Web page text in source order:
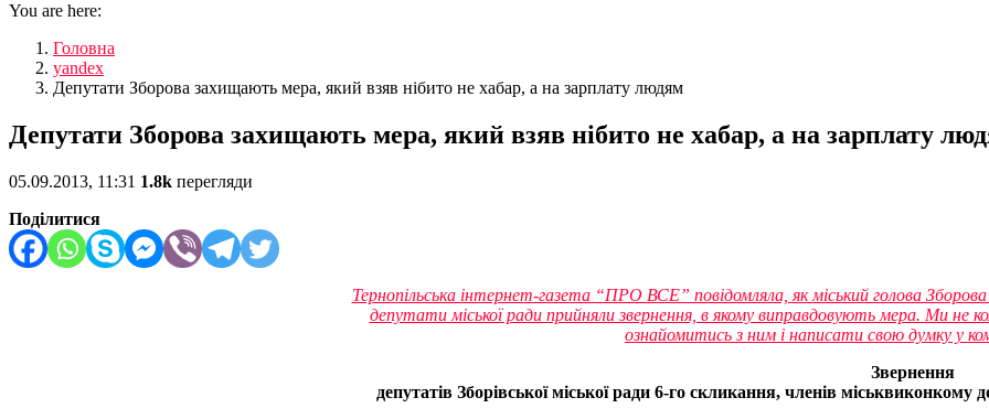
You are here:
Головна
yandex
Депутати Зборова захищають мера, який взяв нібито не хабар, а на зарплату людям
Депутати Зборова захищають мера, який взяв нібито не хабар, а на зарплату
05.09.2013, 11:31 1.8k перегляди
Поділитися
Тернопільська інтернет-газета “ПРО ВСЕ” повідомляла, як міський голова Зборова
депутати міської ради прийняли звернення, в якому виправдовують мера. Ми
ознайомитись з ним і написати свою думку у
Звернення
депутатів Зборівської міської ради 6-го скликання, членів